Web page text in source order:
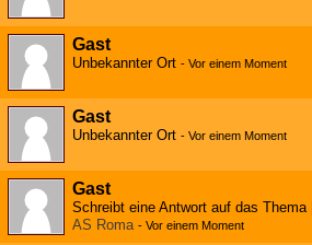
Gast
Unbekannter Ort - Vor einem Moment
Gast
Unbekannter Ort - Vor einem Moment
Gast
Schreibt eine Antwort auf das Thema
AS Roma - Vor einem Moment